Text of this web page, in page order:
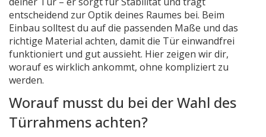
entscheidend zur Optik deines Raumes bei. Beim
Einbau solltest du auf die passenden Maße und das
richtige Material achten, damit die Tür einwandfrei
funktioniert und gut aussieht. Hier zeigen wir dir,
worauf es wirklich ankommt, ohne kompliziert zu
werden.
Worauf musst du bei der Wahl des
Türrahmens achten?